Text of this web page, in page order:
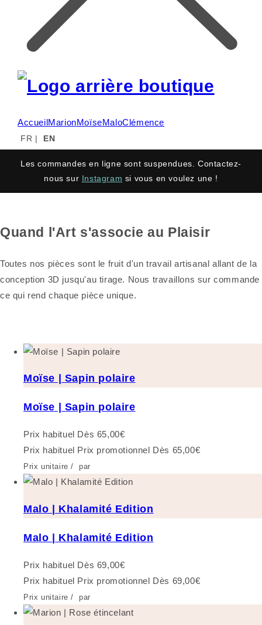
AccueilMarionMoïseMaloClémence
FR | EN
Les commandes en ligne sont suspendues. Contactez-
nous sur Instagram si vous en voulez une !
Quand l'Art s'associe au Plaisir
Toutes nos pièces sont le fruit d'un travail artisanal allant de la
conception 3D jusqu'au tirage. Nous travaillons sur commande
ce qui rend chaque pièce unique.
Moïse | Sapin polaire
Moïse | Sapin polaire
Prix habituel Dès 65,00€
Prix habituel Prix promotionnel Dès 65,00€
Prix unitaire / par
Malo | Khalamité Edition
Malo | Khalamité Edition
Prix habituel Dès 69,00€
Prix habituel Prix promotionnel Dès 69,00€
Prix unitaire / par